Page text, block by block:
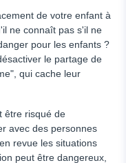
de votre enfant à
ne connaît pas s'il ne
pour les enfants ?
le partage de
qui cache leur
être risqué de
avec des personnes
revue les situations
peut être dangereux,